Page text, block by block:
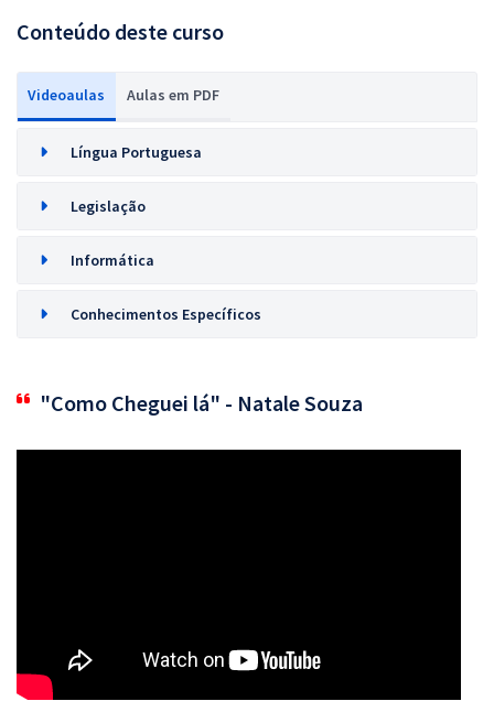
Conteúdo deste curso
Videoaulas Aulas em PDF
Língua Portuguesa
Legislação
Informática
Conhecimentos Específicos
"Como Cheguei lá" - Natale Souza